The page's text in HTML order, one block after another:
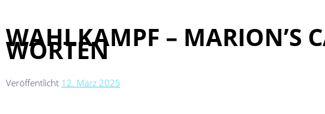
WAHLKAMPF – MARION’S
WORTEN
Veröffentlicht 12. März 2025